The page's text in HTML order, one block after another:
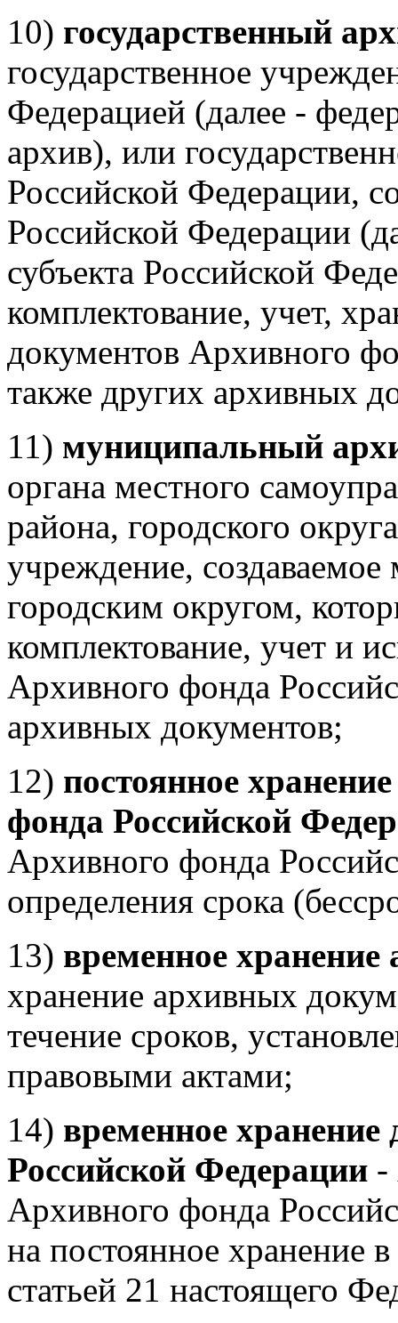
10) государственный
государственное
Федерацией (далее -
архив), или
Российской Федерации,
Российской Федерации
субъекта Российской
комплектование, учет,
документов Архивного
также других архивных
11) муниципальный
органа местного
района, городского
учреждение,
городским округом,
комплектование, учет и
Архивного фонда
архивных документов;
12) постоянное
фонда Российской
Архивного фонда
определения срока
13) временное
хранение архивных
течение сроков,
правовыми актами;
14) временное
Российской Федерации -
Архивного фонда
на постоянное хранение
статьей 21 настоящего